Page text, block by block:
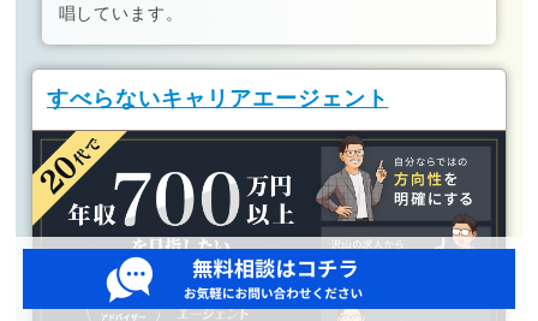
唱しています。
すべらないキャリアエージェント